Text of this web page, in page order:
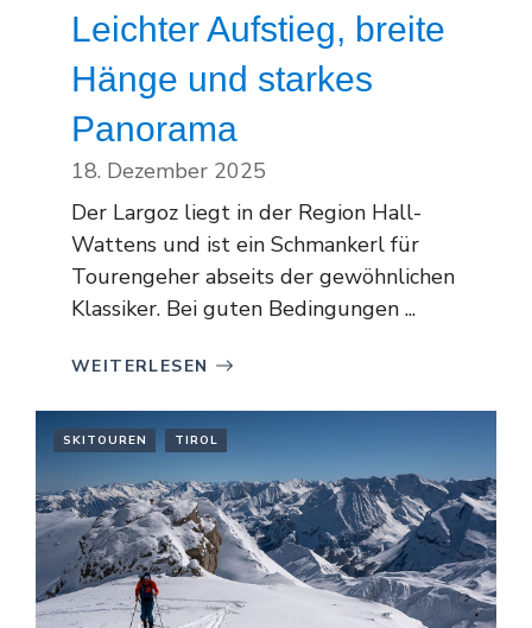
Leichter Aufstieg, breite
Hänge und starkes
Panorama
18. Dezember 2025
Der Largoz liegt in der Region Hall-
Wattens und ist ein Schmankerl für
Tourengeher abseits der gewöhnlichen
Klassiker. Bei guten Bedingungen ...
WEITERLESEN
SKITOUREN TIROL